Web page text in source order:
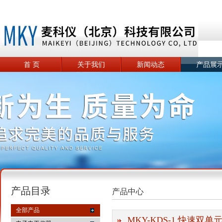
首 页 关于我们 新闻动态 产品展
产品目录
全部产品
产品中心
MKY-KDS-1 快速双单